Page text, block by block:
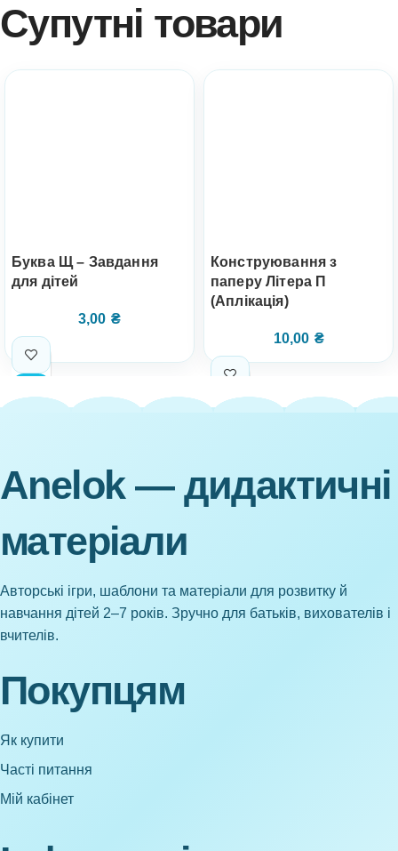
Супутні товари
Буква Щ – Завдання
для дітей
3,00 ₴
Конструювання з
паперу Літера П
(Аплікація)
10,00 ₴
Anelok — дидактичні
матеріали
Авторські ігри, шаблони та матеріали для розвитку й
навчання дітей 2–7 років. Зручно для батьків, вихователів і
вчителів.
Покупцям
Як купити
Часті питання
Мій кабінет